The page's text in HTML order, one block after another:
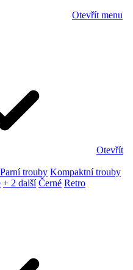
Otevřít menu
Otevřít
Parní trouby Kompaktní trouby
+ 2 další Černé Retro